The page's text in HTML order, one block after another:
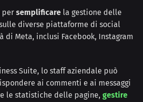
per semplificare la gestione delle
diverse piattaforme di social
Meta, inclusi Facebook, Instagram
Suite, lo staff aziendale può
ai commenti e ai messaggi
le statistiche delle pagine, gestire